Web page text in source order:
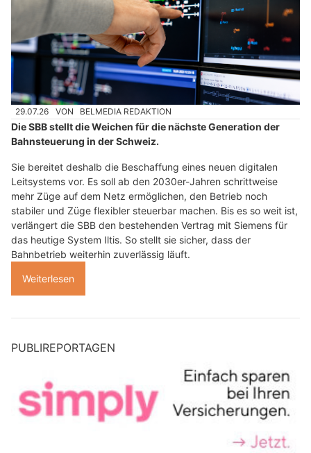
29.07.26 VON BELMEDIA REDAKTION
Die SBB stellt die Weichen für die nächste Generation der
Bahnsteuerung in der Schweiz.
Sie bereitet deshalb die Beschaffung eines neuen digitalen
Leitsystems vor. Es soll ab den 2030er-Jahren schrittweise
mehr Züge auf dem Netz ermöglichen, den Betrieb noch
stabiler und Züge flexibler steuerbar machen. Bis es so weit ist,
verlängert die SBB den bestehenden Vertrag mit Siemens für
das heutige System Iltis. So stellt sie sicher, dass der
Bahnbetrieb weiterhin zuverlässig läuft.
Weiterlesen
PUBLIREPORTAGEN